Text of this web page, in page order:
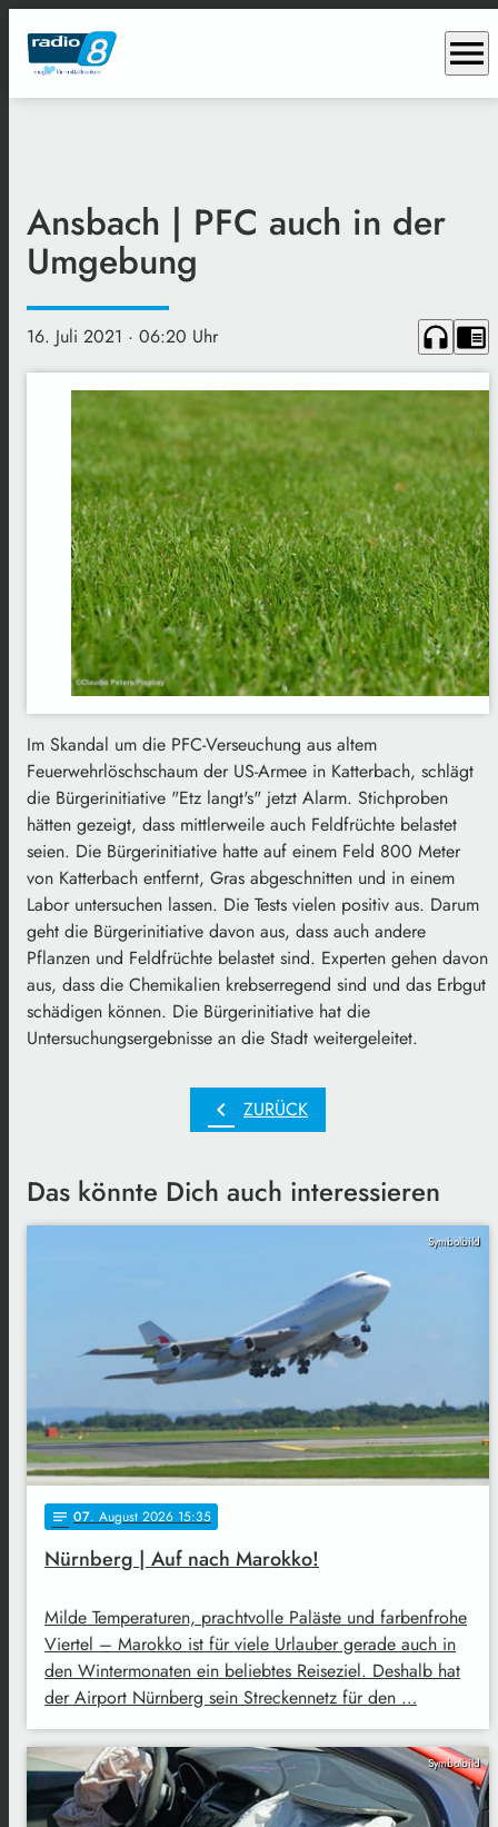
menu
Ansbach | PFC auch in der
Umgebung
16. Juli 2021 · 06:20 Uhr headphones chrome_reader_mode
Im Skandal um die PFC-Verseuchung aus altem
Feuerwehrlöschschaum der US-Armee in Katterbach, schlägt
die Bürgerinitiative "Etz langt's" jetzt Alarm. Stichproben
hätten gezeigt, dass mittlerweile auch Feldfrüchte belastet
seien. Die Bürgerinitiative hatte auf einem Feld 800 Meter
von Katterbach entfernt, Gras abgeschnitten und in einem
Labor untersuchen lassen. Die Tests vielen positiv aus. Darum
geht die Bürgerinitiative davon aus, dass auch andere
Pflanzen und Feldfrüchte belastet sind. Experten gehen davon
aus, dass die Chemikalien krebserregend sind und das Erbgut
schädigen können. Die Bürgerinitiative hat die
Untersuchungsergebnisse an die Stadt weitergeleitet.
chevron_left ZURÜCK
Das könnte Dich auch interessieren
Symbolbild
notes 07. August 2026 15:35
Nürnberg | Auf nach Marokko!
Milde Temperaturen, prachtvolle Paläste und farbenfrohe
Viertel – Marokko ist für viele Urlauber gerade auch in
den Wintermonaten ein beliebtes Reiseziel. Deshalb hat
der Airport Nürnberg sein Streckennetz für den …
Symbolbild